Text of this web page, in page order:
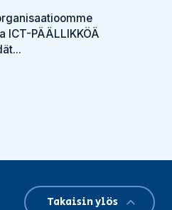
ICT-PÄÄLLIKKÖÄ
Takaisin ylös